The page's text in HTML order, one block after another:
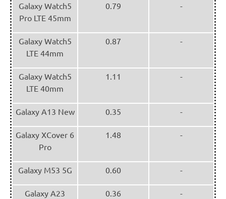
Galaxy Watch5
Pro LTE 45mm
0.79 -
Galaxy Watch5
LTE 44mm
0.87 -
Galaxy Watch5
LTE 40mm
1.11 -
Galaxy A13 New 0.35 -
Galaxy XCover 6
Pro
1.48 -
Galaxy M53 5G 0.60 -
Galaxy A23 0.36 -